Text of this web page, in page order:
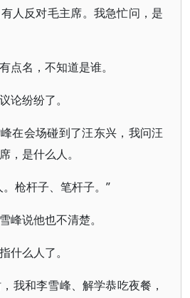
人反对毛主席。我急忙问，是
点名，不知道是谁。
论纷纷了。
在会场碰到了汪东兴，我问汪
，是什么人。
枪杆子、笔杆子。”
峰说他也不清楚。
什么人了。
我和李雪峰、解学恭吃夜餐，